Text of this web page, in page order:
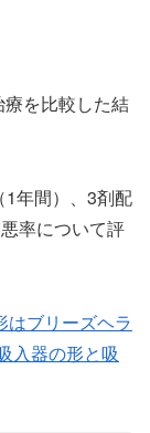
を比較した結
年間）、3剤配
率について評
はブリーズヘラ
入器の形と吸